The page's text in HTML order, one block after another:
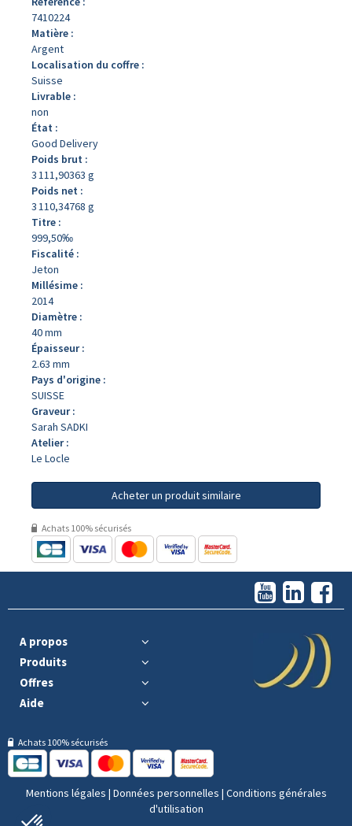
7410224
Matière :
Argent
Localisation du coffre :
Suisse
Livrable :
non
État :
Good Delivery
Poids brut :
3 111,90363 g
Poids net :
3 110,34768 g
Titre :
999,50‰
Fiscalité :
Jeton
Millésime :
2014
Diamètre :
40 mm
Épaisseur :
2.63 mm
Pays d'origine :
SUISSE
Graveur :
Sarah SADKI
Atelier :
Le Locle
Acheter un produit similaire
Achats 100% sécurisés
A propos
Produits
Offres
Aide
Achats 100% sécurisés
Mentions légales | Données personnelles | Conditions générales
d'utilisation